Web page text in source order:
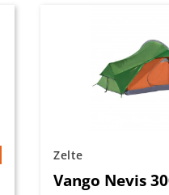
Zelte
Vango Nevis